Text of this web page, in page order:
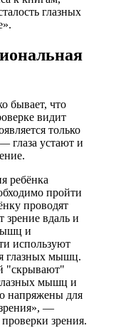
глазных
бывает, что
видит
только
глаза устают и
ребёнка
пройти
проводят
зрение вдаль и
и
используют
глазных мышц.
"скрывают"
мышц и
напряжены для
—
зрения.